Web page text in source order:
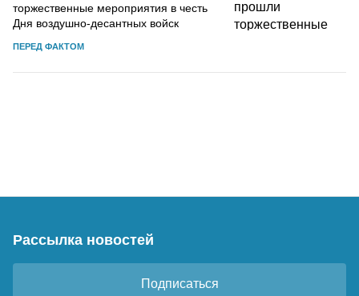
торжественные мероприятия в честь
Дня воздушно-десантных войск
ПЕРЕД ФАКТОМ
Рассылка новостей
Подписаться